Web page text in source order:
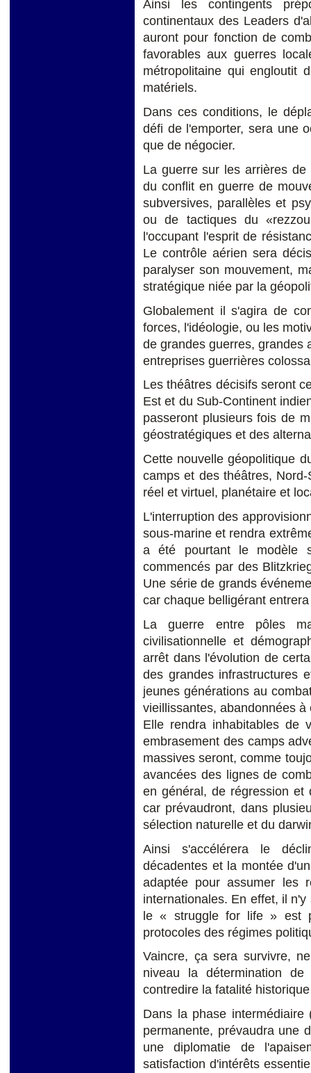
Ainsi les contingents
continentaux des Leaders
auront pour fonction de
favorables aux guerres
métropolitaine qui engloutit
matériels.
Dans ces conditions, le
défi de l'emporter, sera une
que de négocier.
La guerre sur les arrières
du conflit en guerre de
subversives, parallèles et
ou de tactiques du
l'occupant l'esprit de
Le contrôle aérien sera
paralyser son mouvement,
stratégique niée par la
Globalement il s'agira de
forces, l'idéologie, ou les
de grandes guerres, grandes
entreprises guerrières
Les théâtres décisifs seront
Est et du Sub-Continent
passeront plusieurs fois de
géostratégiques et des
Cette nouvelle géopolitique
camps et des théâtres,
réel et virtuel, planétaire et
L'interruption des
sous-marine et rendra
a été pourtant le modèle
commencés par des
Une série de grands
car chaque belligérant
La guerre entre pôles
civilisationnelle et
arrêt dans l'évolution de
des grandes infrastructures
jeunes générations au
vieillissantes, abandonnées
Elle rendra inhabitables de
embrasement des camps
massives seront, comme
avancées des lignes de
en général, de régression et
car prévaudront, dans
sélection naturelle et du
Ainsi s'accélérera le
décadentes et la montée
adaptée pour assumer les
internationales. En effet, il
le « struggle for life » est
protocoles des régimes
Vaincre, ça sera survivre,
niveau la détermination
contredire la fatalité
Dans la phase
permanente, prévaudra une
une diplomatie de
satisfaction d'intérêts